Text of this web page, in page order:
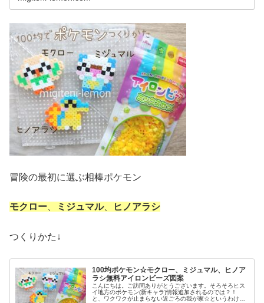
冒険の最初に選ぶ相棒ポケモン
モクロー ミジュマル、 ヒノアラシ
つくりかた↓
100均ポケモン☆モクロー、ミジュマル、ヒノア
ラシ無料アイロンビーズ図案
こんにちは。ご訪問ありがとうございます。そろそろヒス
イ地方のポケモン(新キャラ)情報追加されるのでは？！
と、ワクワクが止まらない近ごろの我が家☆というわけ